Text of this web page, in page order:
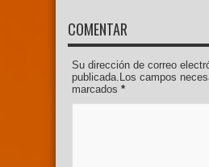
COMENTAR
Su dirección de correo
publicada.Los campos
marcados *